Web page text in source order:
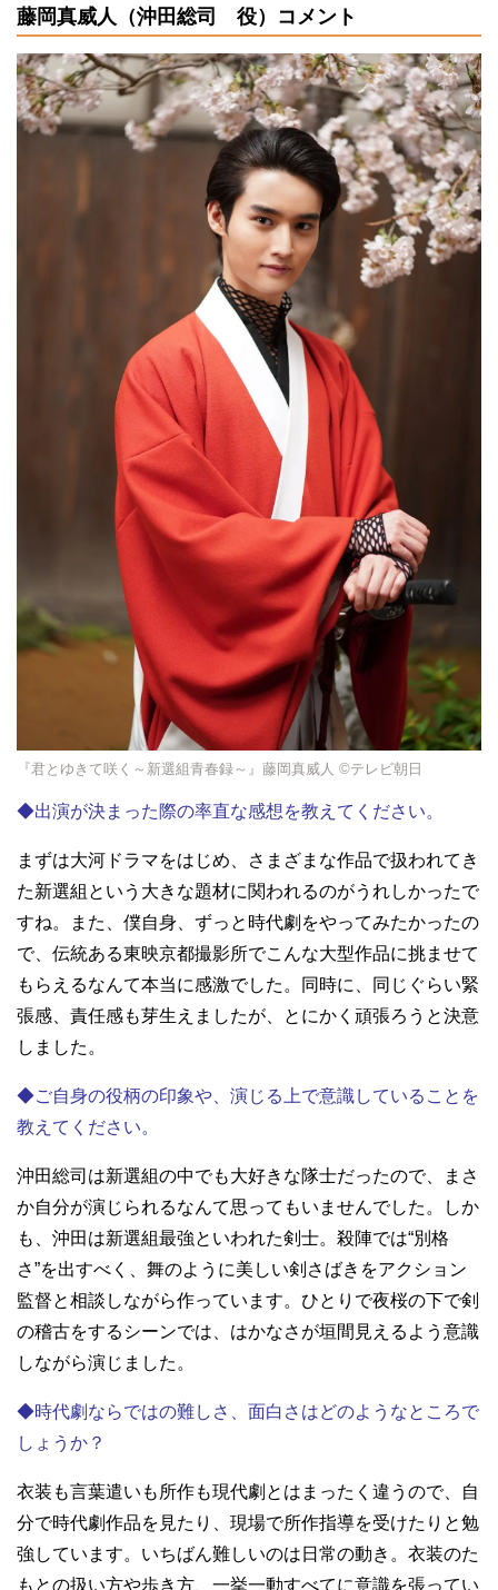
藤岡真威人（沖田総司 役）コメント
『君とゆきて咲く～新選組青春録～』藤岡真威人 ©テレビ朝日
◆出演が決まった際の率直な感想を教えてください。
まずは大河ドラマをはじめ、さまざまな作品で扱われてき
た新選組という大きな題材に関われるのがうれしかったで
すね。また、僕自身、ずっと時代劇をやってみたかったの
で、伝統ある東映京都撮影所でこんな大型作品に挑ませて
もらえるなんて本当に感激でした。同時に、同じぐらい緊
張感、責任感も芽生えましたが、とにかく頑張ろうと決意
しました。
◆ご自身の役柄の印象や、演じる上で意識していることを
教えてください。
沖田総司は新選組の中でも大好きな隊士だったので、まさ
か自分が演じられるなんて思ってもいませんでした。しか
も、沖田は新選組最強といわれた剣士。殺陣では“別格
さ”を出すべく、舞のように美しい剣さばきをアクション
監督と相談しながら作っています。ひとりで夜桜の下で剣
の稽古をするシーンでは、はかなさが垣間見えるよう意識
しながら演じました。
◆時代劇ならではの難しさ、面白さはどのようなところで
しょうか？
衣装も言葉遣いも所作も現代劇とはまったく違うので、自
分で時代劇作品を見たり、現場で所作指導を受けたりと勉
強しています。いちばん難しいのは日常の動き。衣装のた
もとの扱い方や歩き方、一挙一動すべてに意識を張ってい